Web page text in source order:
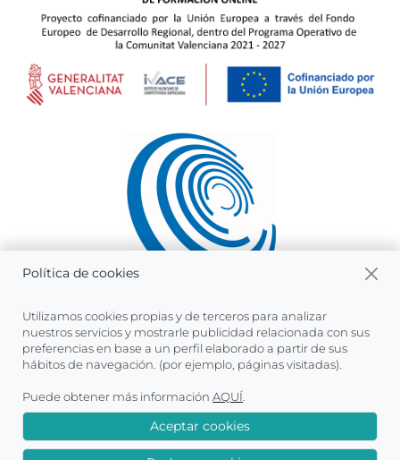
© 1994-2026 Atnova Web Systems
Política de cookies
Utilizamos cookies propias y de terceros para analizar
nuestros servicios y mostrarle publicidad relacionada con sus
preferencias en base a un perfil elaborado a partir de sus
hábitos de navegación. (por ejemplo, páginas visitadas).
Puede obtener más informaciónAQUÍ
Aceptar cookies